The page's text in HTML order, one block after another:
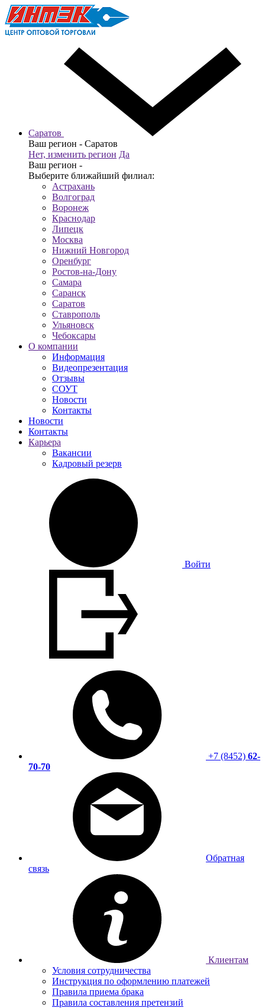
Саратов
Ваш регион - Саратов
Нет, изменить регион Да
Ваш регион -
Выберите ближайший филиал:
Астрахань
Волгоград
Воронеж
Краснодар
Липецк
Москва
Нижний Новгород
Оренбург
Ростов-на-Дону
Самара
Саранск
Саратов
Ставрополь
Ульяновск
Чебоксары
О компании
Информация
Видеопрезентация
Отзывы
СОУТ
Новости
Контакты
Новости
Контакты
Карьера
Вакансии
Кадровый резерв
Войти
+7 (8452) 62-
70-70
Обратная
связь
Клиентам
Условия сотрудничества
Инструкция по оформлению платежей
Правила приема брака
Правила составления претензий